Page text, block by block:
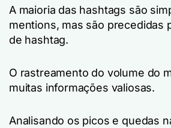
A maioria das hashtags são
mentions, mas são precedidas
de hashtag.
O rastreamento do volume do
muitas informações valiosas.
Analisando os picos e quedas